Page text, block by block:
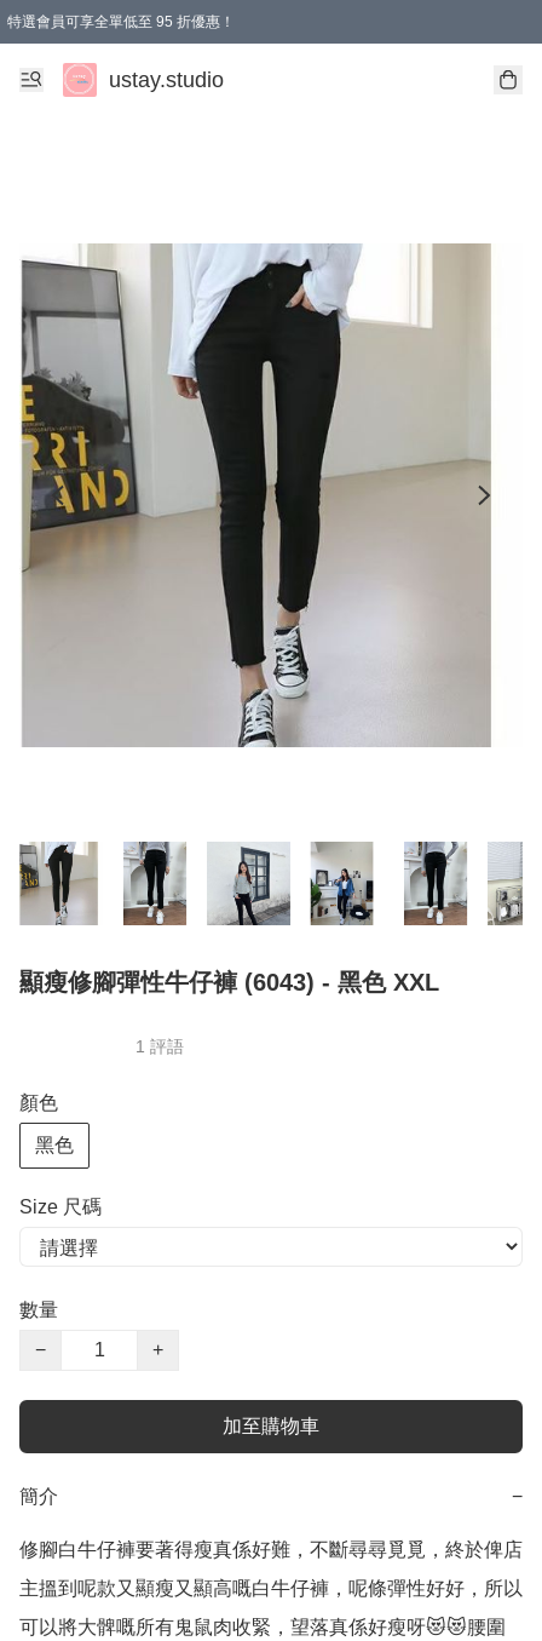
特選會員可享全單低至 95 折優惠！
ustay.studio
顯瘦修腳彈性牛仔褲​​ (6043) - 黑色 XXL
1 評語
顏色
黑色
Size 尺碼
數量
−
+
加至購物車
簡介 −
修腳白牛仔褲要著得瘦真係好難，不斷尋尋覓覓，終於俾店
主搵到呢款又顯瘦又顯高嘅白牛仔褲，呢條彈性好好，所以
可以將大髀嘅所有鬼鼠肉收緊，望落真係好瘦呀😻😻腰圍